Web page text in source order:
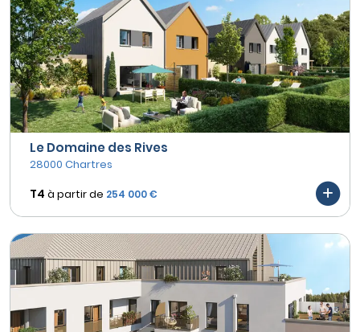
Le Domaine des Rives
28000 Chartres
T4 à partir de 254 000 €